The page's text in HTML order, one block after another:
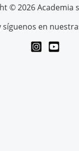
© 2026 Academia
síguenos en